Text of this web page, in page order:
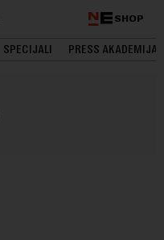
SHOP
SPECIJALI PRESS AKADEMIJA